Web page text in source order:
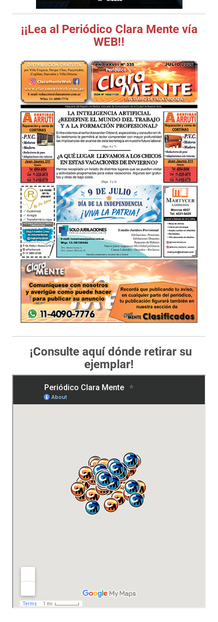
¡¡Lea al Periódico Clara Mente vía
WEB!!
¡Consulte aquí dónde retirar su
ejemplar!